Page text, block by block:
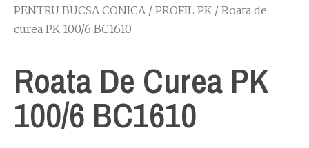
PENTRU BUCSA CONICA/ PROFIL PK / Roata de
curea PK 100/6 BC1610
Roata De Curea PK
100/6 BC1610